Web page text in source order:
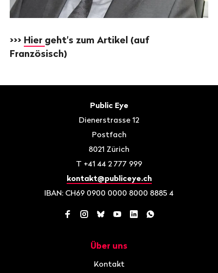
>>> Hier geht's zum Artikel (auf
Französisch)
Public Eye
Dienerstrasse 12
Postfach
8021 Zürich
T +41 44 2 777 999
kontakt@publiceye.ch
IBAN: CH69 0900 0000 8000 8885 4
Facebook
Instagram
BlueskyYouTube
LinkedInWhatsApp
Über uns
Kontakt